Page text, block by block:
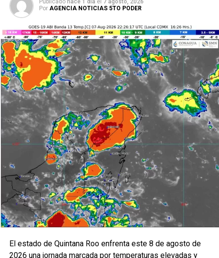
Publicado hace 1 día el 7 agosto, 2026
Por AGENCIA NOTICIAS 5TO PODER
El estado de Quintana Roo enfrenta este 8 de agosto de
2026 una jornada marcada por temperaturas elevadas y